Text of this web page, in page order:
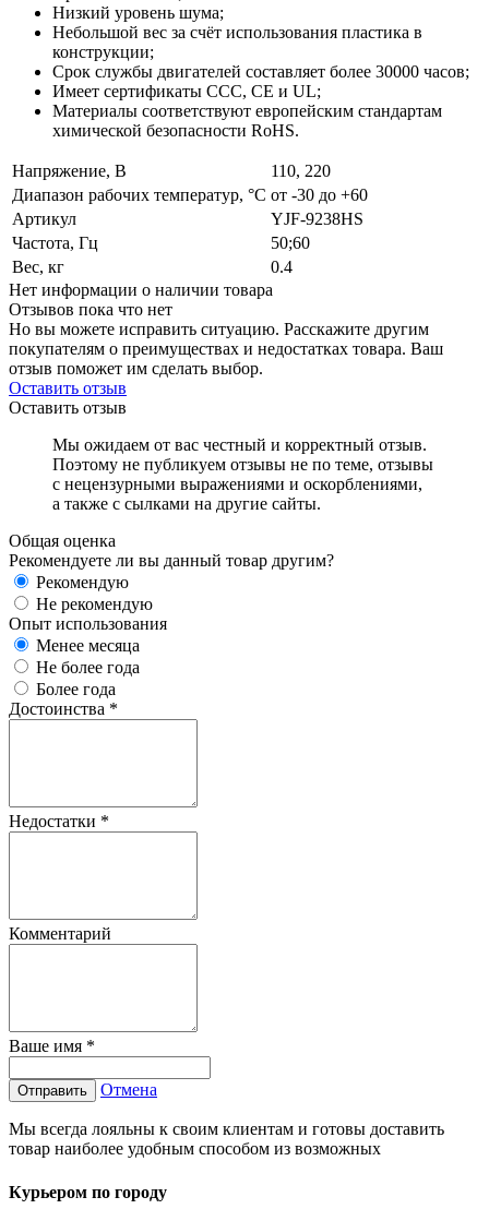
Низкий уровень шума;
Небольшой вес за счёт использования пластика в
конструкции;
Cрок службы двигателей составляет более 30000 часов;
Имеет сертификаты CCC, CE и UL;
Материалы соответствуют европейским стандартам
химической безопасности RoHS.
Напряжение, В
110, 220
Диапазон рабочих температур, °C от -30 до +60
Артикул
YJF-9238HS
Частота, Гц
50;60
Вес, кг
0.4
Нет информации о наличии товара
Отзывов пока что нет
Но вы можете исправить ситуацию. Расскажите другим
покупателям о преимуществах и недостатках товара. Ваш
отзыв поможет им сделать выбор.
Оставить отзыв
Оставить отзыв
Мы ожидаем от вас честный и корректный отзыв.
Поэтому не публикуем отзывы не по теме, отзывы
с нецензурными выражениями и оскорблениями,
а также с сылками на другие сайты.
Общая оценка
Рекомендуете ли вы данный товар другим?
Рекомендую
Не рекомендую
Опыт использования
Менее месяца
Не более года
Более года
Достоинства *
Недостатки *
Комментарий
Ваше имя *
Отправить Отмена
Мы всегда лояльны к своим клиентам и готовы доставить
товар наиболее удобным способом из возможных
Курьером по городу